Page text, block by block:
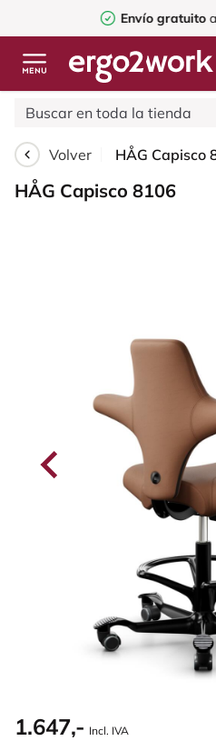
Envío gratuitoa
Volver
HÅG Capisco 8106
1.647,- Incl. IVA